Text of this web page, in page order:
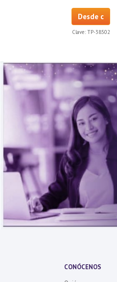
Desde c
Clave: TP-38502
CONÓCENOS